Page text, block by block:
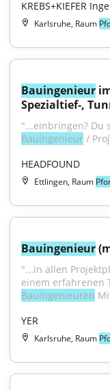
KREBS+KIEFER
Karlsruhe, Raum
Bauingenieur
Spezialtief-,
Bauingenieur /
HEADFOUND
Ettlingen, Raum
Bauingenieur
"...in allen
Bauingenieuren
YER
Karlsruhe, Raum